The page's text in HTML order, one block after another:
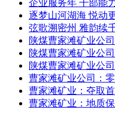
企业服务年 干部能
逐梦山河湖海 悦动
弦歌溯密州 雅韵续
陕煤曹家滩矿业公
陕煤曹家滩矿业公
陕煤曹家滩矿业公
曹家滩矿业公司：
曹家滩矿业：夺取
曹家滩矿业：地质